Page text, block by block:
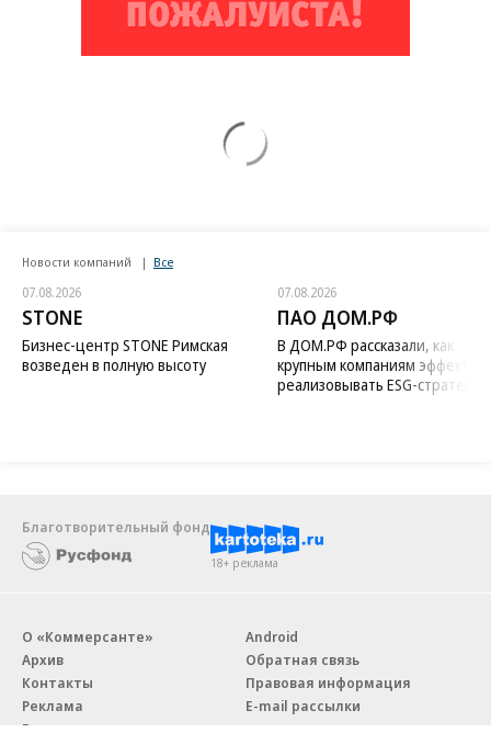
Новости компаний Все
07.08.2026
STONE
Бизнес-центр STONE Римская
возведен в полную высоту
07.08.2026
ПАО ДОМ.РФ
В ДОМ.РФ рассказали, как
крупным компаниям
реализовывать ESG-стратегию
Благотворительный фонд
18+ реклама
О «Коммерсанте»
Архив
Контакты
Реклама
Вакансии
Android
Обратная связь
Правовая информация
E-mail рассылки